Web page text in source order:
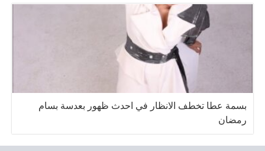
بسمة عطا تخطف الانظار في احدث ظهور بعدسة بسام
رمضان